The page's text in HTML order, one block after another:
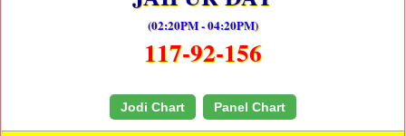
(02:20PM - 04:20PM)
117-92-156
Jodi Chart Panel Chart